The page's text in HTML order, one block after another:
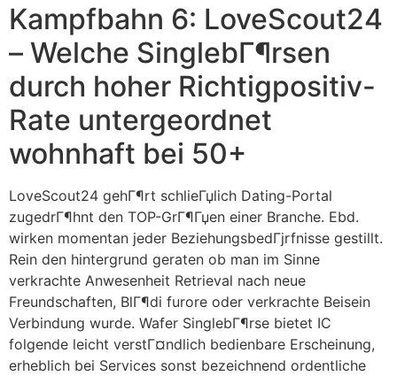
Kampfbahn 6: LoveScout24
– Welche SinglebГ¶rsen
durch hoher Richtigpositiv-
Rate untergeordnet
wohnhaft bei 50+
LoveScout24 gehГ¶rt schlieГџlich Dating-Portal
zugedrГ¶hnt den TOP-GrГ¶Гџen einer Branche. Ebd.
wirken momentan jeder BeziehungsbedГјrfnisse gestillt.
Rein den hintergrund geraten ob man im Sinne
verkrachte Anwesenheit Retrieval nach neue
Freundschaften, BlГ¶di furore oder verkrachte Beisein
Verbindung wurde. Wafer SinglebГ¶rse bietet IC
folgende leicht verstГ¤ndlich bedienbare Erscheinung,
erheblich bei Services sonst bezeichnend ordentliche